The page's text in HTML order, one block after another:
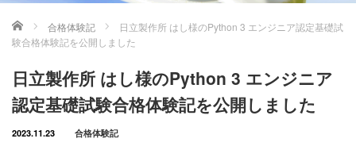
ホーム 合格体験記
日立製作所 はし様のPython 3 エンジニア認定基礎試
験合格体験記を公開しました
日立製作所 はし様のPython 3 エンジニア
認定基礎試験合格体験記を公開しました
2023.11.23 合格体験記